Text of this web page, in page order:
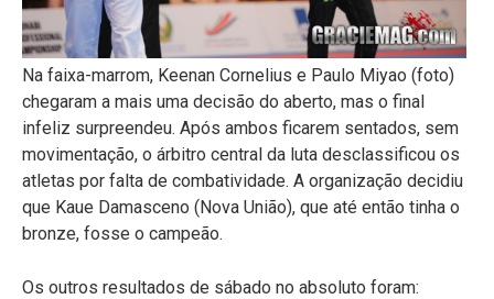
Na faixa-marrom, Keenan Cornelius e Paulo Miyao (foto)
chegaram a mais uma decisão do aberto, mas o final
infeliz surpreendeu. Após ambos ficarem sentados, sem
movimentação, o árbitro central da luta desclassificou os
atletas por falta de combatividade. A organização decidiu
que Kaue Damasceno (Nova União), que até então tinha o
bronze, fosse o campeão.
Os outros resultados de sábado no absoluto foram: